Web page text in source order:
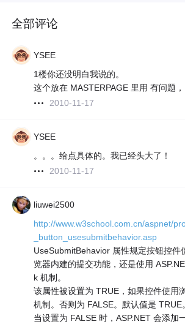
全部评论
YSEE
1楼你还没明白我说的。
这个放在 MASTERPAGE 里用 有问题，
2010-11-17
YSEE
。。。给点具体的。我已经头大了！
2010-11-17
liuwei2500
http://www.w3school.com.cn/aspnet/
_button_usesubmitbehavior.asp
UseSubmitBehavior 属性规定按钮控件
览器内建的提交功能，还是使用
k 机制。
该属性被设置为 TRUE，如果控件使用
机制。否则为 FALSE。默认值是 TRUE
当设置为 FALSE 时，ASP.NET 会添加